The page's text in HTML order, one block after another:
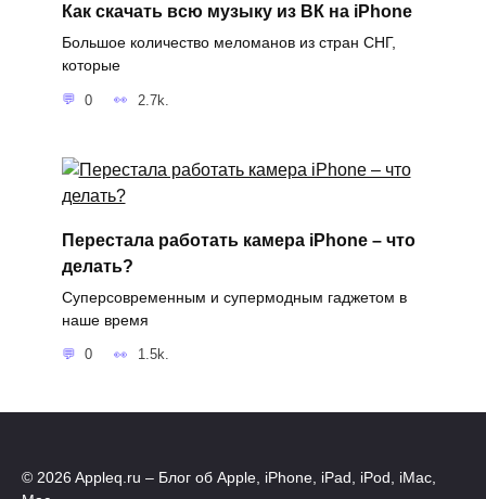
Как скачать всю музыку из ВК на iPhone
Большое количество меломанов из стран СНГ,
которые
0 2.7k.
Перестала работать камера iPhone – что
делать?
Суперсовременным и супермодным гаджетом в
наше время
0 1.5k.
© 2026 Appleq.ru – Блог об Apple, iPhone, iPad, iPod, iMac,